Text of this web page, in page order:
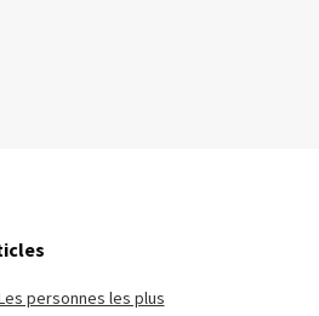
personnes les plus